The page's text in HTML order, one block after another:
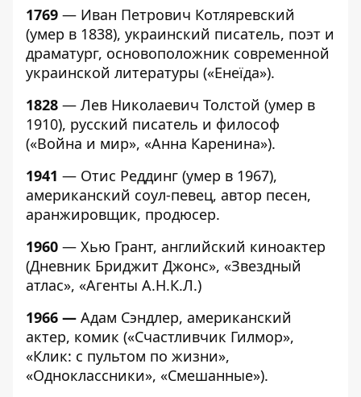
1769 — Иван Петрович Котляревский
(умер в 1838), украинский писатель, поэт и
драматург, основоположник современной
украинской литературы («Енеїда»).
1828 — Лев Николаевич Толстой (умер в
1910), русский писатель и философ
(«Война и мир», «Анна Каренина»).
1941 — Отис Реддинг (умер в 1967),
американский соул-певец, автор песен,
аранжировщик, продюсер.
1960 — Хью Грант, английский киноактер
(Дневник Бриджит Джонс», «Звездный
атлас», «Агенты А.Н.К.Л.)
1966 — Адам Сэндлер, американский
актер, комик («Счастливчик Гилмор»,
«Клик: с пультом по жизни»,
«Одноклассники», «Смешанные»).